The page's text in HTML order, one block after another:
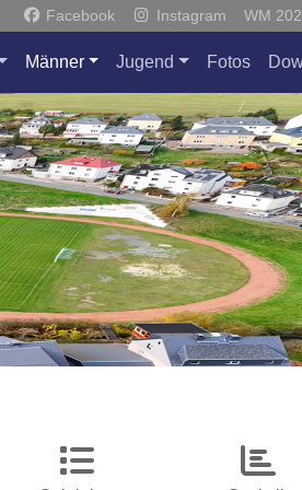
Facebook Instagram WM
Männer Jugend Fotos